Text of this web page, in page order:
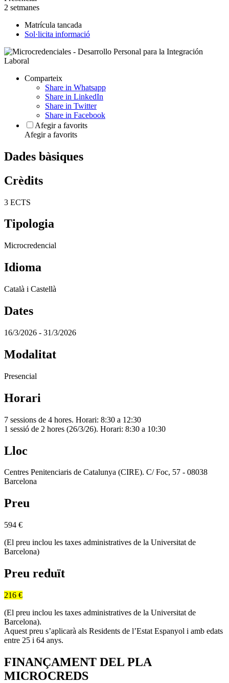
2 setmanes
Matrícula tancada
Sol·licita informació
Comparteix
Share in Whatsapp
Share in LinkedIn
Share in Twitter
Share in Facebook
Afegir a favorits
Afegir a favorits
Dades bàsiques
Crèdits
3 ECTS
Tipologia
Microcredencial
Idioma
Català i Castellà
Dates
16/3/2026 - 31/3/2026
Modalitat
Presencial
Horari
7 sessions de 4 hores. Horari: 8:30 a 12:30
1 sessió de 2 hores (26/3/26). Horari: 8:30 a 10:30
Lloc
Centres Penitenciaris de Catalunya (CIRE). C/ Foc, 57 - 08038
Barcelona
Preu
594 €
(El preu inclou les taxes administratives de la Universitat de
Barcelona)
Preu reduït
216 €
(El preu inclou les taxes administratives de la Universitat de
Barcelona).
Aquest preu s’aplicarà als Residents de l’Estat Espanyol i amb edats
entre 25 i 64 anys.
FINANÇAMENT DEL PLA
MICROCREDS